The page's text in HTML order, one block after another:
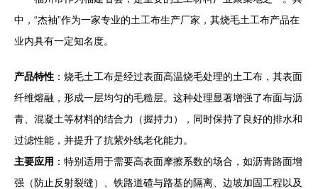
中，“杰袖”作为一家专业的土工布生产厂家，其烧毛土工布产品在
业内具有一定知名度。
产品特性 ：烧毛土工布是经过表面高温烧毛处理的土工布，其表面
纤维熔融，形成一层均匀的毛糙层。这种处理显著增强了布面与沥
青、混凝土等材料的结合力（握持力），同时保持了良好的排水和
过滤性能，并提升了抗紫外线老化能力。
主要应用 ：特别适用于需要高表面摩擦系数的场合，如沥青路面增
强（防止反射裂缝）、铁路道碴与路基的隔离、边坡加固工程以及